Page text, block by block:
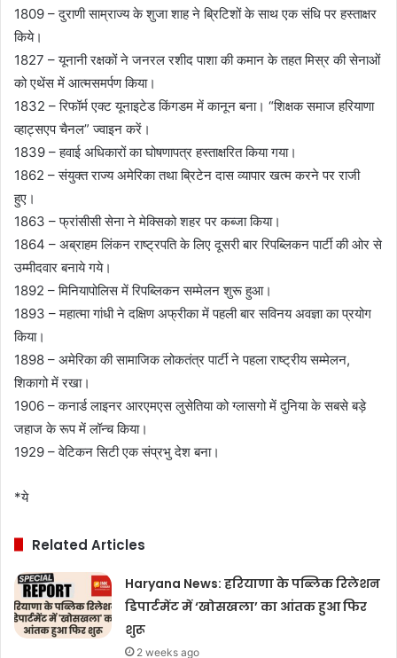
1809 – दुराणी साम्राज्य के शुजा शाह ने ब्रिटिशों के साथ एक संधि पर हस्ताक्षर
किये।
1827 – यूनानी रक्षकों ने जनरल रशीद पाशा की कमान के तहत मिस्र की सेनाओं
को एथेंस में आत्मसमर्पण किया।
1832 – रिफॉर्म एक्ट यूनाइटेड किंगडम में कानून बना। “शिक्षक समाज हरियाणा
व्हाट्सएप चैनल” ज्वाइन करें।
1839 – हवाई अधिकारों का घोषणापत्र हस्ताक्षरित किया गया।
1862 – संयुक्त राज्य अमेरिका तथा ब्रिटेन दास व्यापार खत्म करने पर राजी
हुए।
1863 – फ्रांसीसी सेना ने मेक्सिको शहर पर कब्जा किया।
1864 – अब्राहम लिंकन राष्ट्रपति के लिए दूसरी बार रिपब्लिकन पार्टी की ओर से
उम्मीदवार बनाये गये।
1892 – मिनियापोलिस में रिपब्लिकन सम्मेलन शुरू हुआ।
1893 – महात्मा गांधी ने दक्षिण अफ्रीका में पहली बार सविनय अवज्ञा का प्रयोग
किया।
1898 – अमेरिका की सामाजिक लोकतंत्र पार्टी ने पहला राष्ट्रीय सम्मेलन,
शिकागो में रखा।
1906 – कनार्ड लाइनर आरएमएस लुसेतिया को ग्लासगो में दुनिया के सबसे बड़े
जहाज के रूप में लॉन्च किया।
1929 – वेटिकन सिटी एक संप्रभु देश बना।
*ये
Related Articles
Haryana News: हरियाणा के पब्लिक रिलेशन
डिपार्टमेंट में ‘खोसखला’ का आंतक हुआ फिर
शुरू
2 weeks ago